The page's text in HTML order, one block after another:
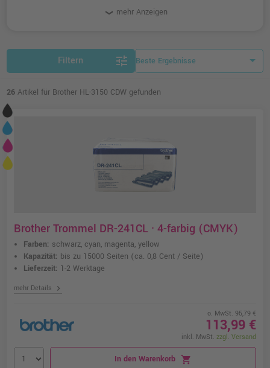
originalen Toner von Brother wählen oder zu
mehr Anzeigen
Filtern tune
26 Artikel für Brother HL-3150 CDW gefunden
Brother Trommel DR-241CL · 4-farbig (CMYK)
Farben: schwarz, cyan, magenta, yellow
Kapazität: bis zu 15000 Seiten (ca. 0,8 Cent / Seite)
Lieferzeit: 1-2 Werktage
mehr Details chevron_right
o. MwSt. 95,79 €
113,99 €
inkl. MwSt. zzgl. Versand
In den Warenkorb shopping_cart